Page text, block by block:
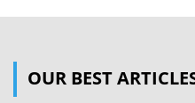
Névjegycsere 5.44 Öltözködés
OUR BEST